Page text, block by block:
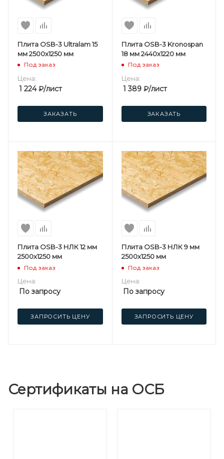
Плита OSB-3 Ultralam 15
мм 2500х1250 мм
Под заказ
Цена:
1 224₽/лист
ЗАКАЗАТЬ
Плита OSB-3 Kronospan
18 мм 2440х1220 мм
Под заказ
Цена:
1 389₽/лист
ЗАКАЗАТЬ
Плита OSB-3 НЛК 12 мм
2500х1250 мм
Под заказ
Цена:
По запросу
ЗАПРОСИТЬ ЦЕНУ
Плита OSB-3 НЛК 9 мм
2500х1250 мм
Под заказ
Цена:
По запросу
ЗАПРОСИТЬ ЦЕНУ
Сертификаты на ОСБ